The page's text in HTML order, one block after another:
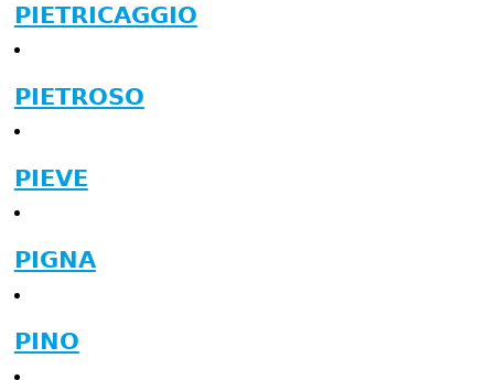
PIETRICAGGIO
PIETROSO
PIEVE
PIGNA
PINO